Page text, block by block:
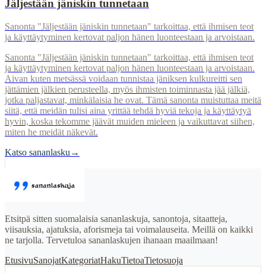
Jäljestään jäniskin tunnetaan
Sanonta "Jäljestään jäniskin tunnetaan" tarkoittaa, että ihmisen teot
ja käyttäytyminen kertovat paljon hänen luonteestaan ja arvoistaan.
Sanonta "Jäljestään jäniskin tunnetaan" tarkoittaa, että ihmisen teot
ja käyttäytyminen kertovat paljon hänen luonteestaan ja arvoistaan.
Aivan kuten metsässä voidaan tunnistaa jäniksen kulkureitti sen
jättämien jälkien perusteella, myös ihmisten toiminnasta jää jälkiä,
jotka paljastavat, minkälaisia he ovat. Tämä sanonta muistuttaa meitä
siitä, että meidän tulisi aina yrittää tehdä hyviä tekoja ja käyttäytyä
hyvin, koska tekomme jäävät muiden mieleen ja vaikuttavat siihen,
miten he meidät näkevät.
Katso sananlasku →
Etsitpä sitten suomalaisia sananlaskuja, sanontoja, sitaatteja,
viisauksia, ajatuksia, aforismeja tai voimalauseita. Meillä on kaikki
ne tarjolla. Tervetuloa sananlaskujen ihanaan maailmaan!
EtusivuSanojatKategoriatHakuTietoaTietosuoja